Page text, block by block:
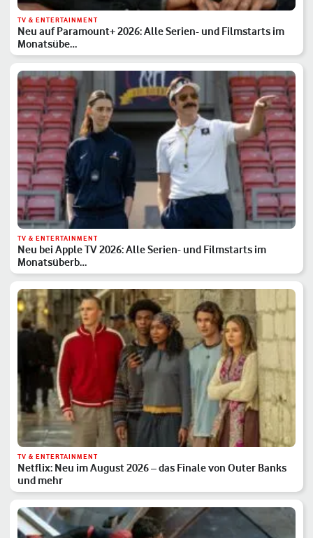
TV & ENTERTAINMENT
Neu auf Paramount+ 2026: Alle Serien- und Filmstarts im
Monatsübe…
TV & ENTERTAINMENT
Neu bei Apple TV 2026: Alle Serien- und Filmstarts im
Monatsüberb…
TV & ENTERTAINMENT
Netflix: Neu im August 2026 – das Finale von Outer Banks
und mehr